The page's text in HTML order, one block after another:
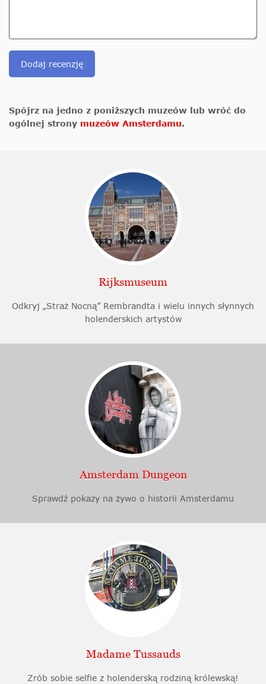
Dodaj recenzję
Spójrz na jedno z poniższych muzeów lub wróć do
ogólnej strony muzeów Amsterdamu.
Rijksmuseum
Odkryj „Straż Nocną” Rembrandta i wielu innych słynnych
holenderskich artystów
Amsterdam Dungeon
Sprawdź pokazy na żywo o historii Amsterdamu
Madame Tussauds
Zrób sobie selfie z holenderską rodziną królewską!